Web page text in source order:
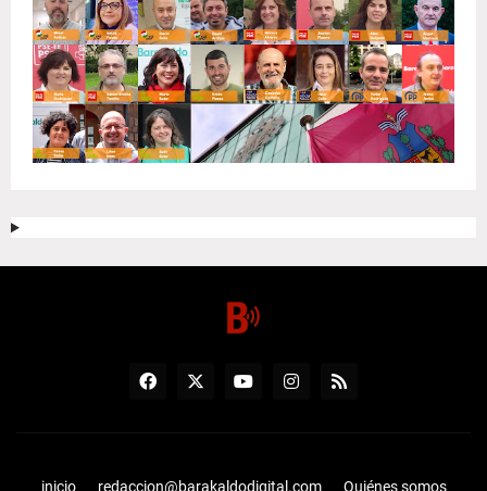
inicio redaccion@barakaldodigital.com Quiénes somos